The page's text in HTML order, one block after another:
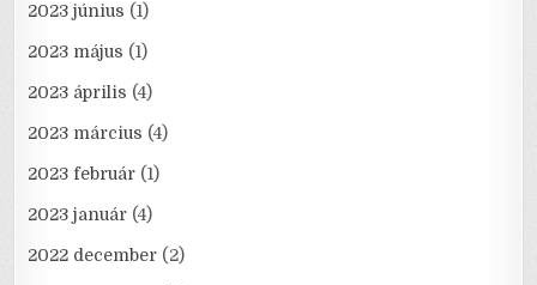
2023 június (1)
2023 május (1)
2023 április (4)
2023 március (4)
2023 február (1)
2023 január (4)
2022 december (2)